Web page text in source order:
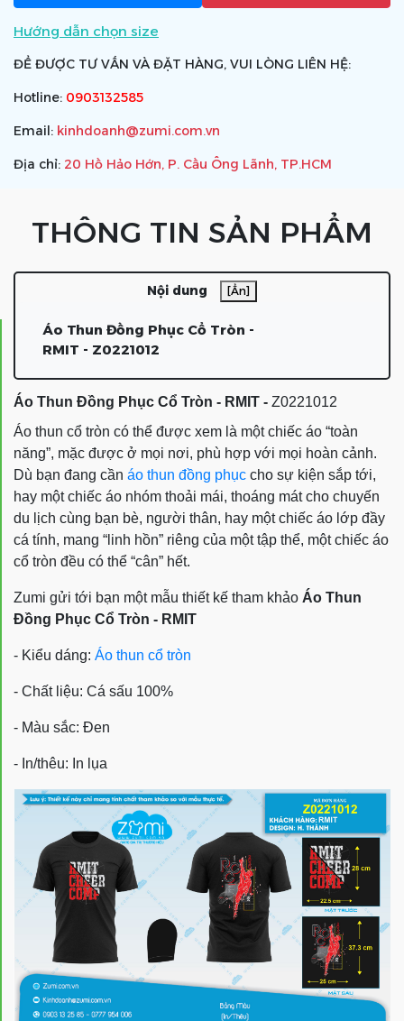
Hướng dẫn chọn size
ĐỂ ĐƯỢC TƯ VẤN VÀ ĐẶT HÀNG, VUI LÒNG LIÊN HỆ:
Hotline: 0903132585
Email: kinhdoanh@zumi.com.vn
Địa chỉ: 20 Hồ Hảo Hớn, P. Cầu Ông Lãnh, TP.HCM
THÔNG TIN SẢN PHẨM
Nội dung [Ẩn]
Áo Thun Đồng Phục Cổ Tròn -
RMIT - Z0221012
Áo Thun Đồng Phục Cổ Tròn - RMIT - Z0221012
Áo thun cổ tròn có thể được xem là một chiếc áo “toàn
năng”, mặc được ở mọi nơi, phù hợp với mọi hoàn cảnh.
Dù bạn đang cần áo thun đồng phục cho sự kiện sắp tới,
hay một chiếc áo nhóm thoải mái, thoáng mát cho chuyến
du lịch cùng bạn bè, người thân, hay một chiếc áo lớp đầy
cá tính, mang “linh hồn” riêng của một tập thể, một chiếc áo
cổ tròn đều có thể “cân” hết.
Zumi gửi tới bạn một mẫu thiết kế tham khảo Áo Thun
Đồng Phục Cổ Tròn - RMIT
- Kiểu dáng: Áo thun cổ tròn
- Chất liệu: Cá sấu 100%
- Màu sắc: Đen
- In/thêu: In lụa